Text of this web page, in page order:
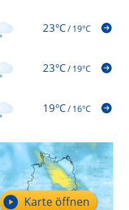
23°C/19°C
23°C/19°C
19°C/16°C
Karte öffnen